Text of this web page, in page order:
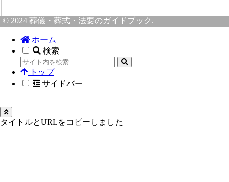
© 2024 葬儀・葬式・法要のガイドブック.
ホーム
検索
トップ
サイドバー
タイトルとURLをコピーしました